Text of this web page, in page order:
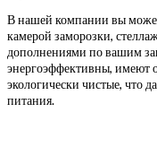
В нашей компании вы
камерой заморозки,
дополнениями по вашим
энергоэффективны, имеют
экологически чистые, что
питания.